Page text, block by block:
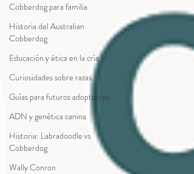
Cobberdog para familia
Historia del Australian
Cobberdog
Educación y ética en la cría
Curiosidades sobre razas
Guías para futuros adoptantes
ADN y genética canina
Historia: Labradoodle vs
Cobberdog
Wally Conron